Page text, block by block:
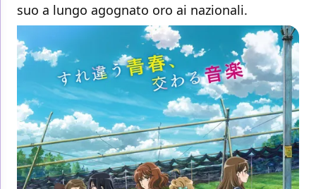
suo a lungo agognato oro ai nazionali.